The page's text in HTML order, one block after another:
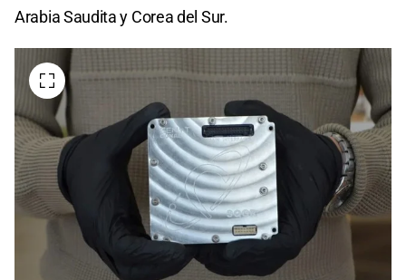
Arabia Saudita y Corea del Sur.